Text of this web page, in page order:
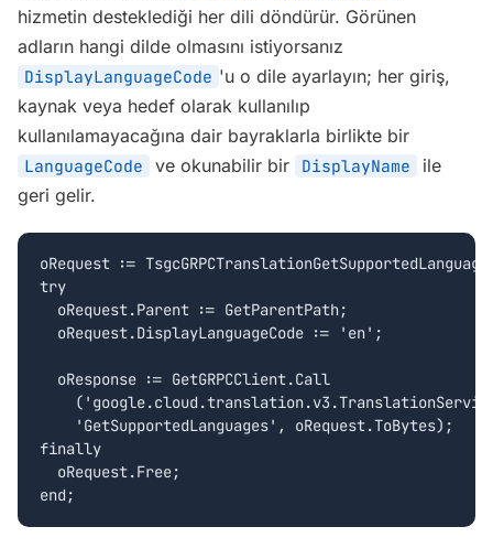
hizmetin desteklediği her dili döndürür. Görünen
adların hangi dilde olmasını istiyorsanız
DisplayLanguageCode 'u o dile ayarlayın; her giriş,
kaynak veya hedef olarak kullanılıp
kullanılamayacağına dair bayraklarla birlikte bir
LanguageCode ve okunabilir bir DisplayName
ile
geri gelir.
oRequest :=
try
  oRequest.Parent := GetParentPath;
  oRequest.DisplayLanguageCode := 'en';
  oResponse := GetGRPCClient.Call
    'GetSupportedLanguages', oRequest.ToBytes);
finally
  oRequest.Free;
end;